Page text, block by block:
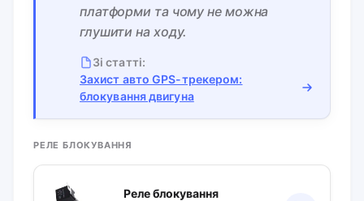
платформи та чому не можна
глушити на ходу.
Зі статті:
Захист авто GPS-трекером:
блокування двигуна
РЕЛЕ БЛОКУВАННЯ
Реле блокування